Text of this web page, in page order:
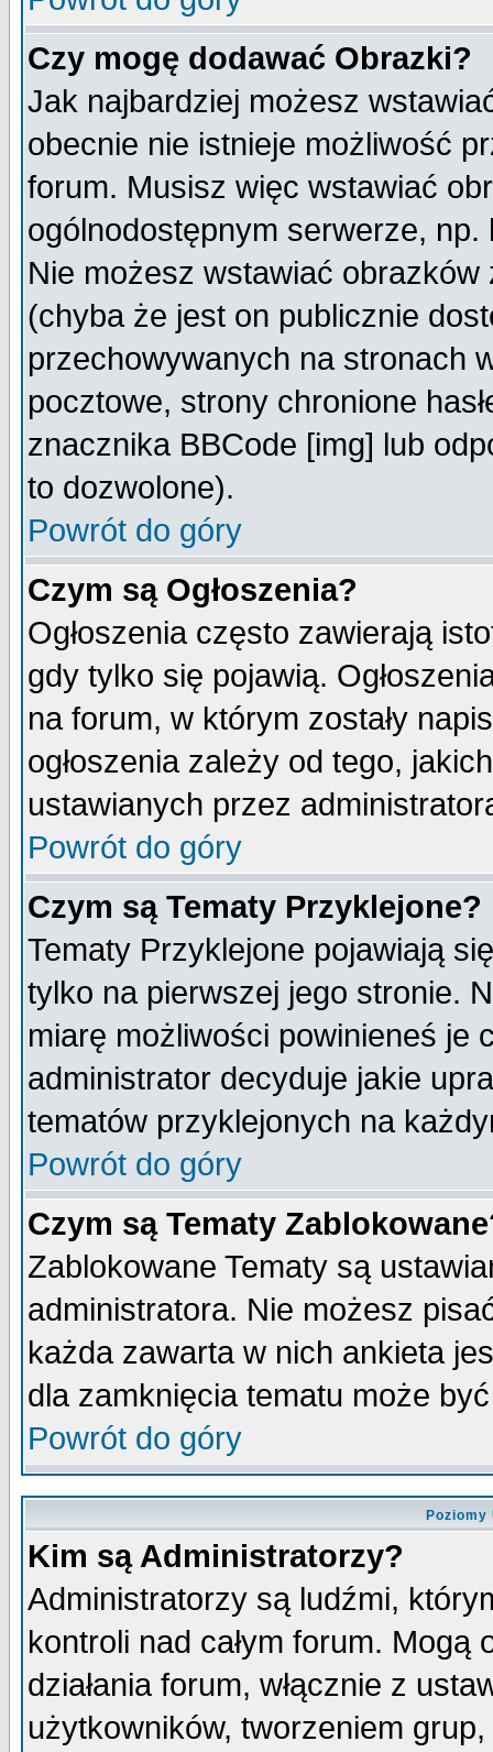
Czy mogę dodawać Obrazki?
Jak najbardziej możesz
obecnie nie istnieje możliwość
forum. Musisz więc wstawiać
ogólnodostępnym serwerze,
Nie możesz wstawiać
(chyba że jest on publicznie
przechowywanych na stronach
pocztowe, strony chronione
znacznika BBCode [img] lub
to dozwolone).
Powrót do góry
Czym są Ogłoszenia?
Ogłoszenia często zawierają
gdy tylko się pojawią.
na forum, w którym zostały
ogłoszenia zależy od tego,
ustawianych przez
Powrót do góry
Czym są Tematy Przyklejone?
Tematy Przyklejone pojawiają
tylko na pierwszej jego stronie.
miarę możliwości powinieneś je
administrator decyduje jakie
tematów przyklejonych na
Powrót do góry
Czym są Tematy
Zablokowane Tematy są
administratora. Nie możesz
każda zawarta w nich ankieta
dla zamknięcia tematu może
Powrót do góry
Kim są Administratorzy?
Administratorzy są ludźmi,
kontroli nad całym forum.
działania forum, włącznie z
użytkowników, tworzeniem